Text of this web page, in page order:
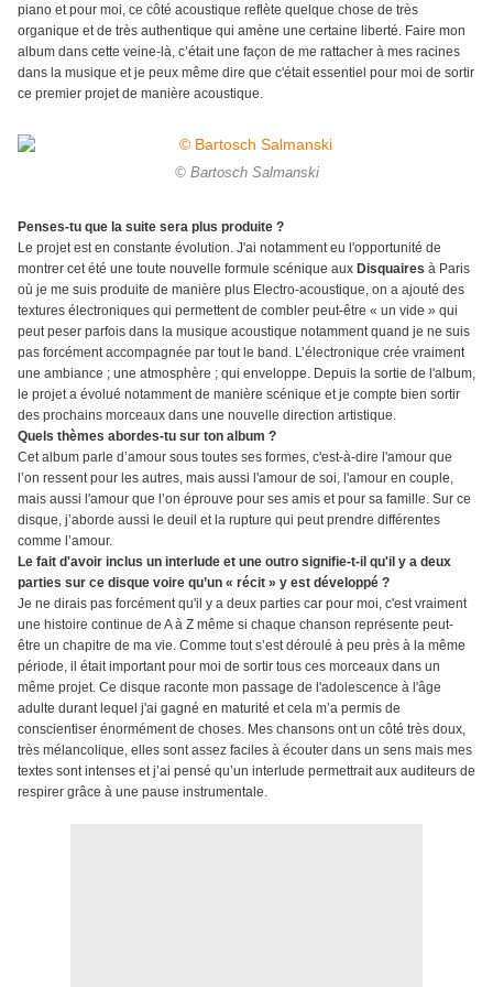
piano et pour moi, ce côté acoustique reflète quelque chose de très
organique et de très authentique qui amène une certaine liberté. Faire mon
album dans cette veine-là, c’était une façon de me rattacher à mes racines
dans la musique et je peux même dire que c'était essentiel pour moi de sortir
ce premier projet de manière acoustique.
© Bartosch Salmanski
Penses-tu que la suite sera plus produite ?
Le projet est en constante évolution. J'ai notamment eu l'opportunité de
montrer cet été une toute nouvelle formule scénique aux Disquaires à Paris
où je me suis produite de manière plus Electro-acoustique, on a ajouté des
textures électroniques qui permettent de combler peut-être « un vide » qui
peut peser parfois dans la musique acoustique notamment quand je ne suis
pas forcément accompagnée par tout le band. L’électronique crée vraiment
une ambiance ; une atmosphère ; qui enveloppe. Depuis la sortie de l'album,
le projet a évolué notamment de manière scénique et je compte bien sortir
des prochains morceaux dans une nouvelle direction artistique.
Quels thèmes abordes-tu sur ton album ?
Cet album parle d’amour sous toutes ses formes, c'est-à-dire l'amour que
l’on ressent pour les autres, mais aussi l'amour de soi, l'amour en couple,
mais aussi l'amour que l’on éprouve pour ses amis et pour sa famille. Sur ce
disque, j’aborde aussi le deuil et la rupture qui peut prendre différentes
comme l’amour.
Le fait d'avoir inclus un interlude et une outro signifie-t-il qu'il y a deux
parties sur ce disque voire qu’un « récit » y est développé ?
Je ne dirais pas forcément qu'il y a deux parties car pour moi, c'est vraiment
une histoire continue de A à Z même si chaque chanson représente peut-
être un chapitre de ma vie. Comme tout s’est déroulé à peu près à la même
période, il était important pour moi de sortir tous ces morceaux dans un
même projet. Ce disque raconte mon passage de l'adolescence à l'âge
adulte durant lequel j'ai gagné en maturité et cela m’a permis de
conscientiser énormément de choses. Mes chansons ont un côté très doux,
très mélancolique, elles sont assez faciles à écouter dans un sens mais mes
textes sont intenses et j’ai pensé qu’un interlude permettrait aux auditeurs de
respirer grâce à une pause instrumentale.